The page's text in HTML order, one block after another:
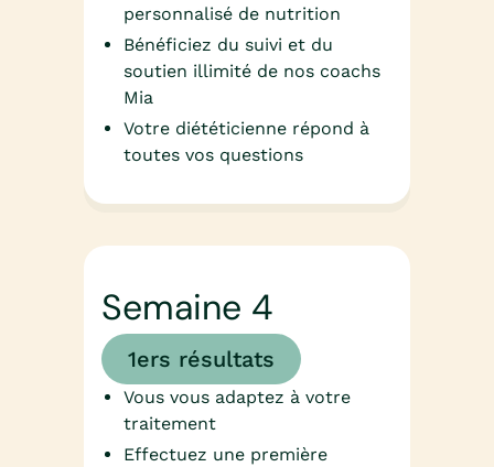
personnalisé de nutrition
Bénéficiez du suivi et du
soutien illimité de nos coachs
Mia
Votre diététicienne répond à
toutes vos questions
Semaine 4
1ers résultats
Vous vous adaptez à votre
traitement
Effectuez une première